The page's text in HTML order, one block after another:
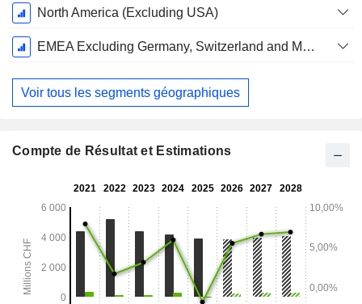
North America (Excluding USA)
EMEA Excluding Germany, Switzerland and Middle East & Africa (MEA)
Voir tous les segments géographiques
Compte de Résultat et Estimations